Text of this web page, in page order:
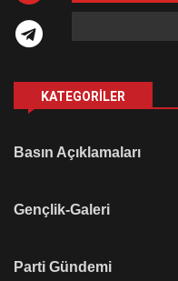
KATEGORILER
Basın Açıklamaları
Gençlik-Galeri
Parti Gündemi